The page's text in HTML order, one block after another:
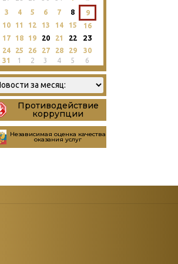
3 4 5 6 7 8
9
10
11 12 13 14 15
16
17
18 19 20 21 22 23
24 25 26 27 28 29
30
31
1 2 3 4 5 6
Противодействие
коррупции
Независимая оценка качества
оказания услуг